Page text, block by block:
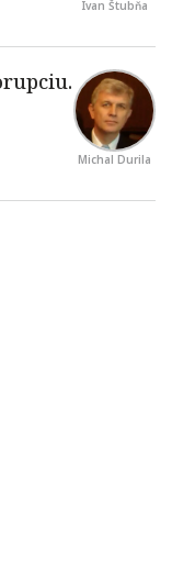
Ivan Štubňa
Michal Durila